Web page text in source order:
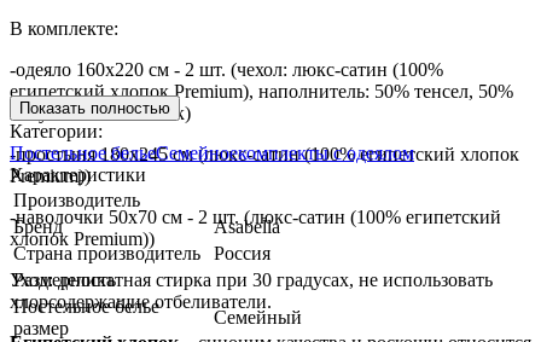
В комплекте:
-одеяло 160х220 см - 2 шт. (чехол: люкс-сатин (100%
египетский хлопок Premium), наполнитель: 50% тенсел, 50%
искусственный шелк)
-простыня 180х245 см (люкс-сатин (100% египетский хлопок
Premium))
-наволочки 50х70 см - 2 шт. (люкс-сатин (100% египетский
хлопок Premium))
Уход: деликатная стирка при 30 градусах, не использовать
хлорсодержащие отбеливатели.
Показать полностью
Категории:
Постельное бельеСемейноекомплекты с одеялом
Характеристики
Производитель
Бренд
Asabella
Страна производитель
Россия
Размерность
Постельное белье
размер
Семейный